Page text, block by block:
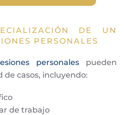
DE UN
PERSONALES
personales pueden
casos, incluyendo:
de trabajo